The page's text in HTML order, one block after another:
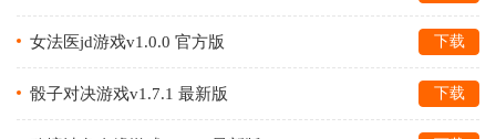
女法医jd游戏v1.0.0 官方版 下载
骰子对决游戏v1.7.1 最新版 下载